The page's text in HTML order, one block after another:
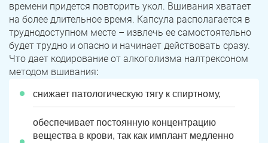
времени придется повторить укол. Вшивания хватает
на более длительное время. Капсула располагается в
труднодоступном месте – извлечь ее самостоятельно
будет трудно и опасно и начинает действовать сразу.
Что дает кодирование от алкоголизма налтрексоном
методом вшивания:
снижает патологическую тягу к спиртному,
обеспечивает постоянную концентрацию
вещества в крови, так как имплант медленно